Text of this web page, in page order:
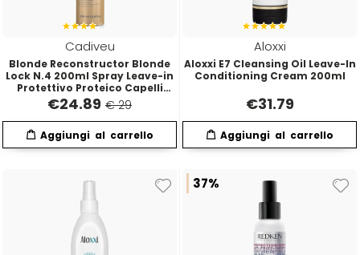
Cadiveu
Blonde Reconstructor Blonde
Lock N.4 200ml Spray Leave-in
Protettivo Proteico Capelli
Biondi
€24.89 € 29
Aloxxi
Aloxxi E7 Cleansing Oil Leave-In
Conditioning Cream 200ml
€31.79
37%